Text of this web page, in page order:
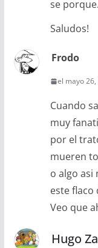
se porque.
Saludos!
Frodo
el mayo
Cuando
muy
por el
mueren
o algo asi
este flaco
Veo que
Hugo